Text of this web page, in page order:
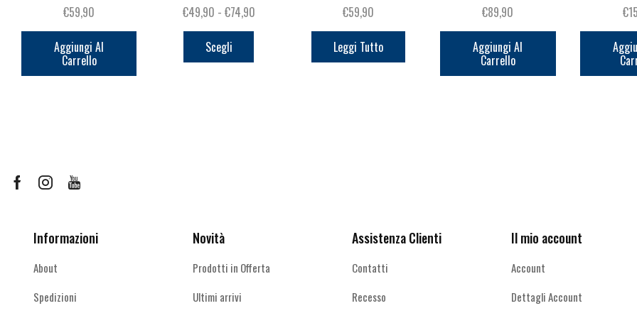
€59,90
Aggiungi Al
Carrello
€49,90 - €74,90Fascia
Scegli
Questo
ha
€59,90
Leggi Tutto
€89,90
Aggiungi Al
Carrello
€
FacebookInstagramYoutube
Informazioni
About
Spedizioni
Novità
Prodotti in Offerta
Ultimi arrivi
Assistenza Clienti
Contatti
Recesso
Il mio account
Account
Dettagli Account